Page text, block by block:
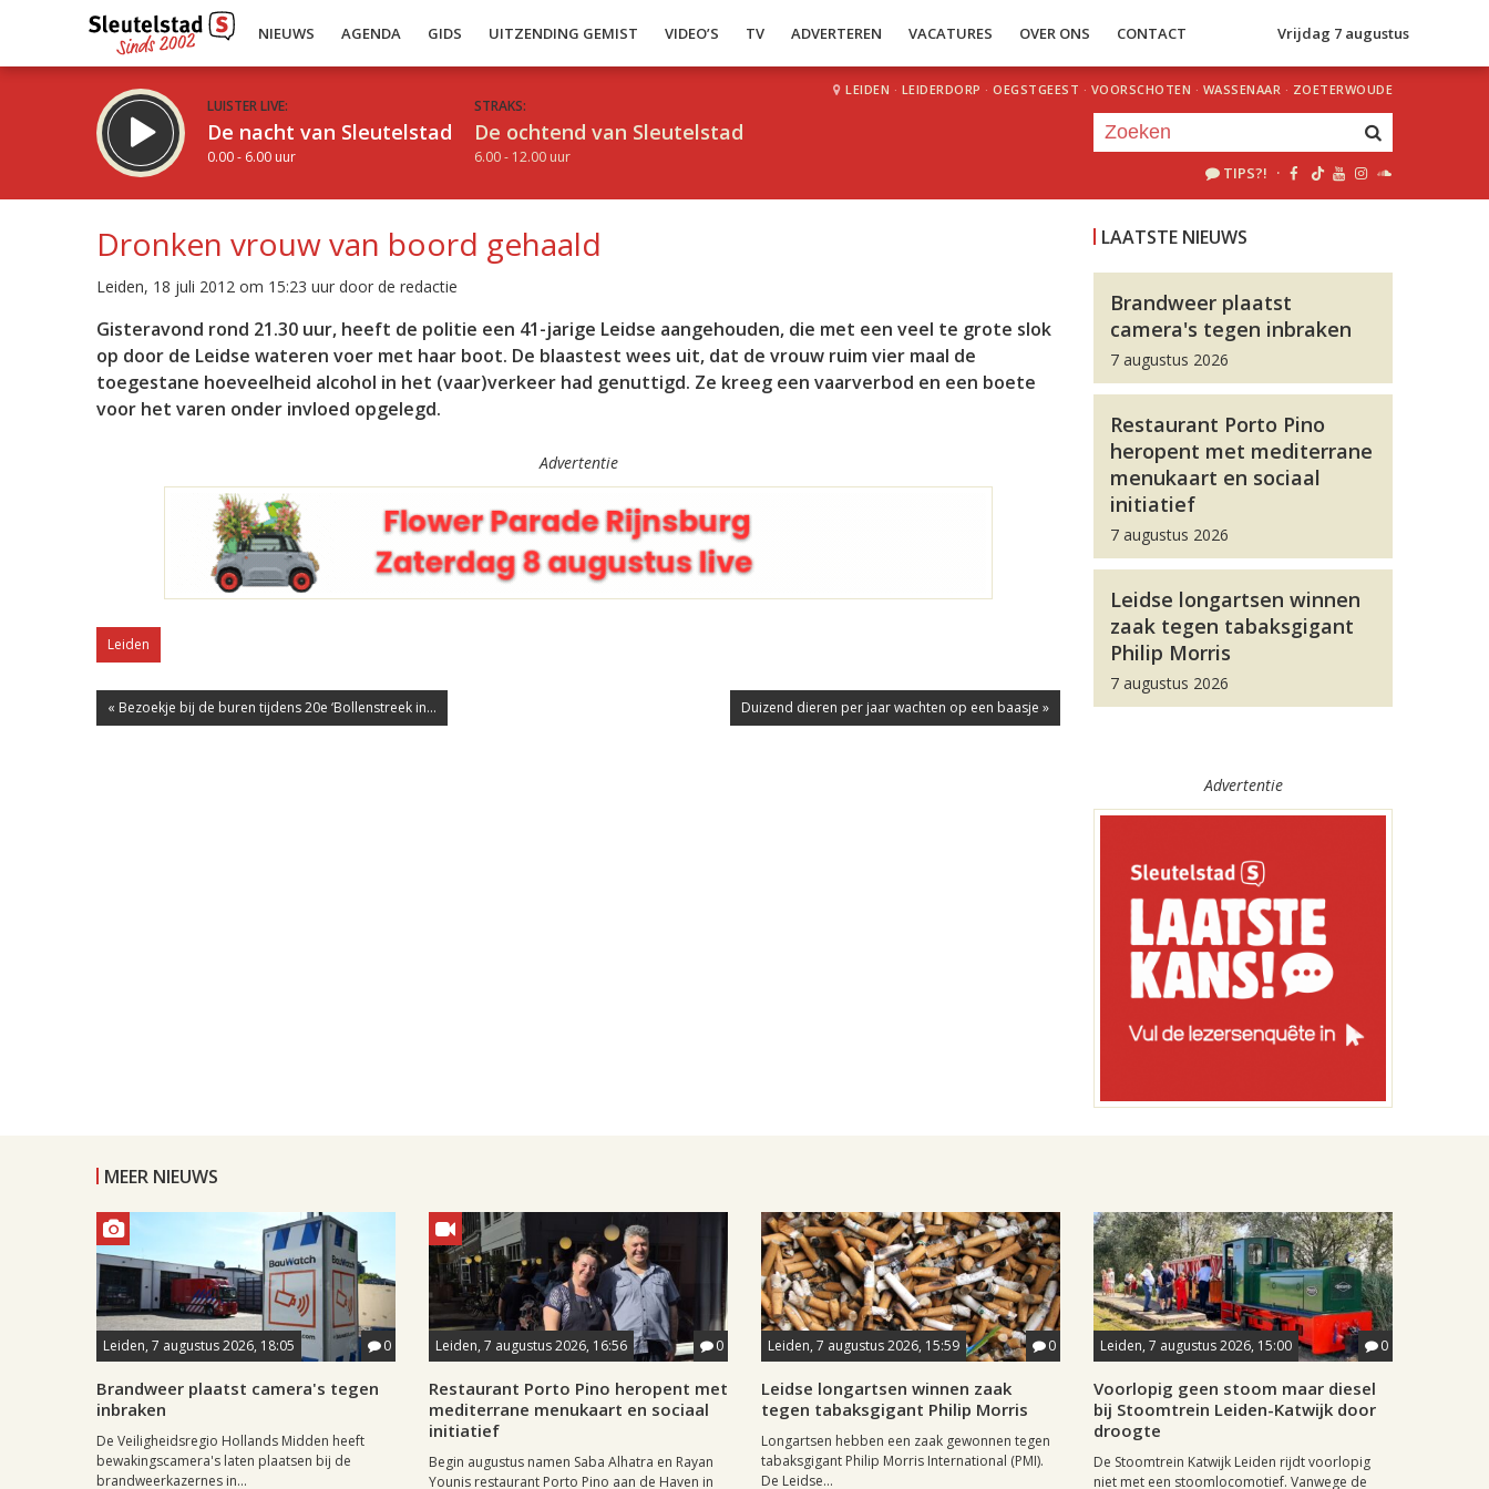
NIEUWS AGENDA GIDS UITZENDING GEMIST VIDEO’S TV ADVERTEREN VACATURES OVER ONS CONTACT Vrijdag 7 augustus
LUISTER LIVE:
De nacht van Sleutelstad
0.00 - 6.00 uur
STRAKS:
De ochtend van Sleutelstad
6.00 - 12.00 uur
LEIDEN · LEIDERDORP · OEGSTGEEST · VOORSCHOTEN · WASSENAAR · ZOETERWOUDE
TIPS?! ·
Inklappen
Dronken vrouw van boord gehaald
Leiden, 18 juli 2012 om 15:23 uur door de redactie
Gisteravond rond 21.30 uur, heeft de politie een 41-jarige Leidse aangehouden, die met een veel te grote slok
op door de Leidse wateren voer met haar boot. De blaastest wees uit, dat de vrouw ruim vier maal de
toegestane hoeveelheid alcohol in het (vaar)verkeer had genuttigd. Ze kreeg een vaarverbod en een boete
voor het varen onder invloed opgelegd.
Advertentie
Leiden
« Bezoekje bij de buren tijdens 20e ‘Bollenstreek in... Duizend dieren per jaar wachten op een baasje »
LAATSTE NIEUWS
Brandweer plaatst
camera's tegen inbraken
7 augustus 2026
Restaurant Porto Pino
heropent met mediterrane
menukaart en sociaal
initiatief
7 augustus 2026
Leidse longartsen winnen
zaak tegen tabaksgigant
Philip Morris
7 augustus 2026
Advertentie
MEER NIEUWS
Leiden, 7 augustus 2026, 18:05 0
Brandweer plaatst camera's tegen
inbraken
De Veiligheidsregio Hollands Midden heeft
bewakingscamera's laten plaatsen bij de
brandweerkazernes in...
Leiden, 7 augustus 2026, 16:56 0
Restaurant Porto Pino heropent met
mediterrane menukaart en sociaal
initiatief
Begin augustus namen Saba Alhatra en Rayan
Younis restaurant Porto Pino aan de Haven in
Leiden, 7 augustus 2026, 15:59 0
Leidse longartsen winnen zaak
tegen tabaksgigant Philip Morris
Longartsen hebben een zaak gewonnen tegen
tabaksgigant Philip Morris International (PMI).
De Leidse...
Leiden, 7 augustus 2026, 15:00 0
Voorlopig geen stoom maar diesel
bij Stoomtrein Leiden-Katwijk door
droogte
De Stoomtrein Katwijk Leiden rijdt voorlopig
niet met een stoomlocomotief. Vanwege de